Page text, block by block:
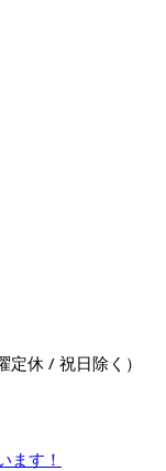
休 / 祝日除く）
ます！